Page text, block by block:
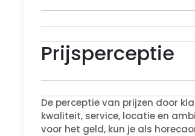
Prijsperceptie
De perceptie van prijzen door
kwaliteit, service, locatie en
voor het geld, kun je als